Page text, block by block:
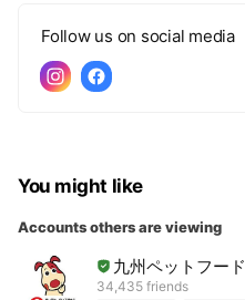
Follow us on social media
You might like
Accounts others are viewing
九州ペットフード
34,435 friends